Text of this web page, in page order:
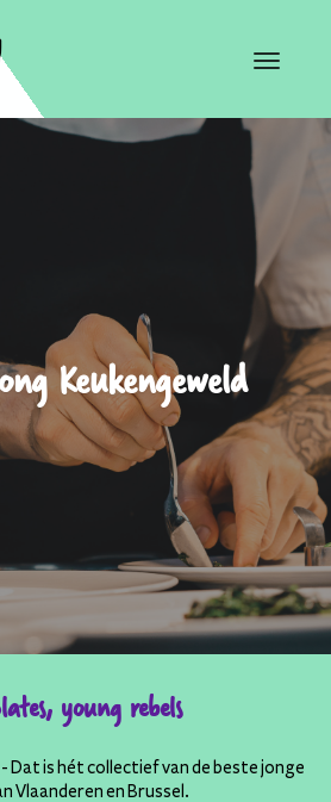
Toggle
Keukengeweld
young rebels
- Dat is hét collectief van de beste jonge
Vlaanderen en Brussel.